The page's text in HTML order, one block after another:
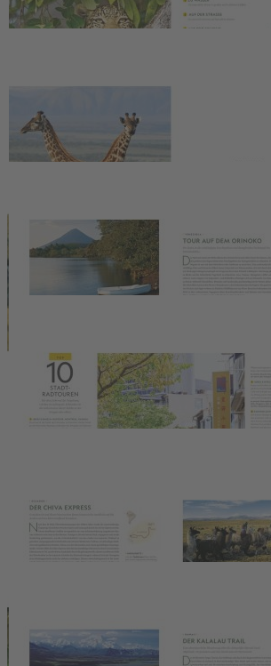
400 Seiten, ca. 400 Abbildungen, Format 22,8
zusammengestellt von den National
Reisen ist eine der aufregendsten und
die man im Leben machen kann. Und wenn
in diesem charmanten Buch zusammengestellt.
auf eine abwechslungsreiche Reise
per
Schiff oder zu Fuß gehen und die schönsten
entdecken.
Kulturelle, kulinarische,
laden zu neuen Abenteuern ein. Eine
für Reisende, die nach neuen Abenteuern
Schönheiten dieser Welt verzaubern lassen
Dieses umfassende Buch bietet Ihnen alles,
Weltreise benötigen: von den besten
Tipps bis hin zu Insider-Informationen. Egal,
Entspannung oder einfach nur nach neuen
dieses Buch wird Sie sicher inspirieren.
Die 500 besten Fernweh-Ziele
National Geographic Experten
Inspiration durch über 20 Top-Ten-
Details
Pressestimmen
Wir haben andere Produkte gefunden, die
könnten!